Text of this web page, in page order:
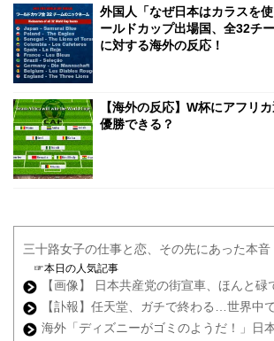
外国人「なぜ日本はカラスを
ールドカップ出場国、全32チ
に対する海外の反応！
【海外の反応】W杯にアフリ
優勝できる？
三十路女子の仕事と恋、その先にあった本音
☞本日の人気記事
【画像】 日本共産党の街宣車、ほんと碌
【訃報】任天堂、ガチで終わる…世界中
海外「ディズニーがゴミのようだ！」日